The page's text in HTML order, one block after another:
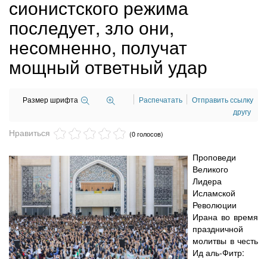
сионистского режима
последует, зло они,
несомненно, получат
мощный ответный удар
Размер шрифта Распечатать
Отправить ссылку
другу
Нравиться (0 голосов)
Проповеди
Великого
Лидера
Исламской
Революции
Ирана во время
праздничной
молитвы в честь
Ид аль-Фитр: